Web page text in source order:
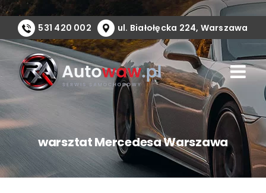
Przejdź
zawartości
531 420 002 ul. Białołęcka 224, Warszawa
warsztat Mercedesa Warszawa